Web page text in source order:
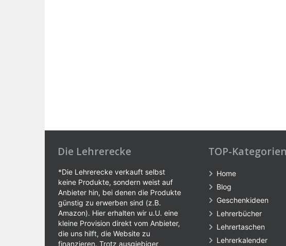
Die Lehrerecke
*Die Lehrerecke verkauft selbst
keine Produkte, sondern weist auf
Anbieter hin, bei denen die Produkte
günstig zu erwerben sind (z.B.
Amazon). Hier erhalten wir u.U. eine
kleine Provision direkt vom Anbieter,
die uns hilft, die Website zu
finanzieren. Trotz ausgiebiger
TOP-Kategorien
Home
Blog
Geschenkideen
Lehrerbücher
Lehrertaschen
Lehrerkalender